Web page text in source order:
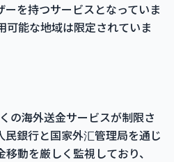
を持つサービスとなっていま
可能な地域は限定されていま
の海外送金サービスが制限さ
民銀行と国家外汇管理局を通じ
動を厳しく監視しており、